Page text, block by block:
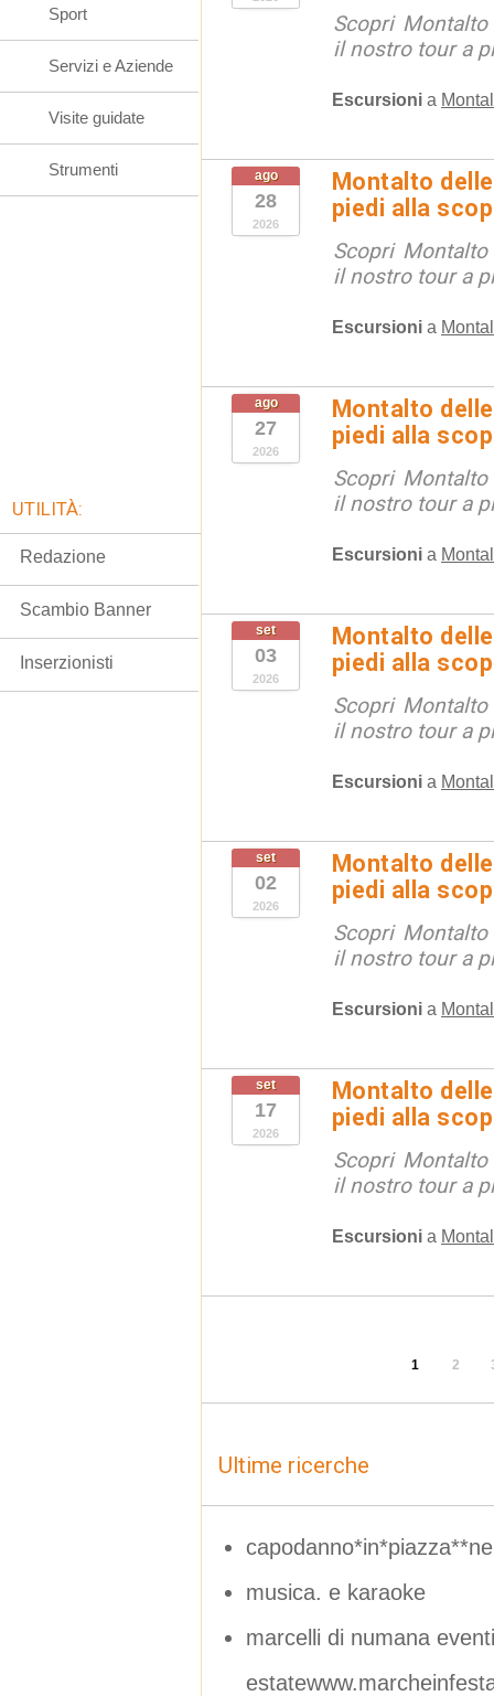
Scopri
il nostro tour a
Escursioni a
ago
28
2026
Montalto
piedi alla
Scopri
il nostro tour a
Escursioni a
ago
27
2026
Montalto
piedi alla
Scopri
il nostro tour a
Escursioni a
set
03
2026
Montalto
piedi alla
Scopri
il nostro tour a
Escursioni a
set
02
2026
Montalto
piedi alla
Scopri
il nostro tour a
Escursioni a
set
17
2026
Montalto
piedi alla
Scopri
il nostro tour a
Escursioni a
1 2
Ultime ricerche
musica. e karaoke
marcelli di numana eventi
Sport
Servizi e Aziende
Visite guidate
Strumenti
UTILITÀ:
Redazione
Scambio Banner
Inserzionisti